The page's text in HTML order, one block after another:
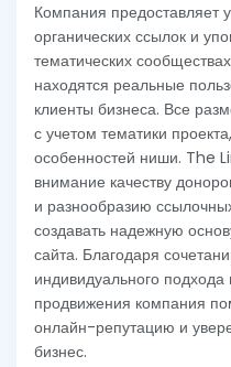
Компания предоставляет
органических ссылок и
тематических
находятся реальные
клиенты бизнеса. Все
с учетом тематики
особенностей ниши. The
внимание качеству
и разнообразию
создавать надежную
сайта. Благодаря
индивидуального подхода
продвижения компания
онлайн-репутацию и
бизнес.